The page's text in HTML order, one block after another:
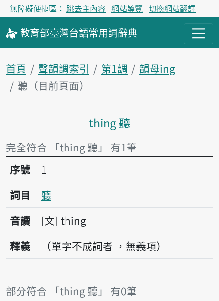
無障礙便捷區： 跳去主內容 網站導覽 切換網站翻譯
教育部臺灣台語常用詞辭典
首頁 聲韻調索引 第1調
韻母ing
聽（目前頁面）
主內容區塊
thing 聽
完全符合 「thing 聽」 有1筆
序號1聽
序號
1
詞目
聽
音讀
文 thing
釋義
（單字不成詞者 ，無義項）
部分符合 「thing 聽」 有0筆